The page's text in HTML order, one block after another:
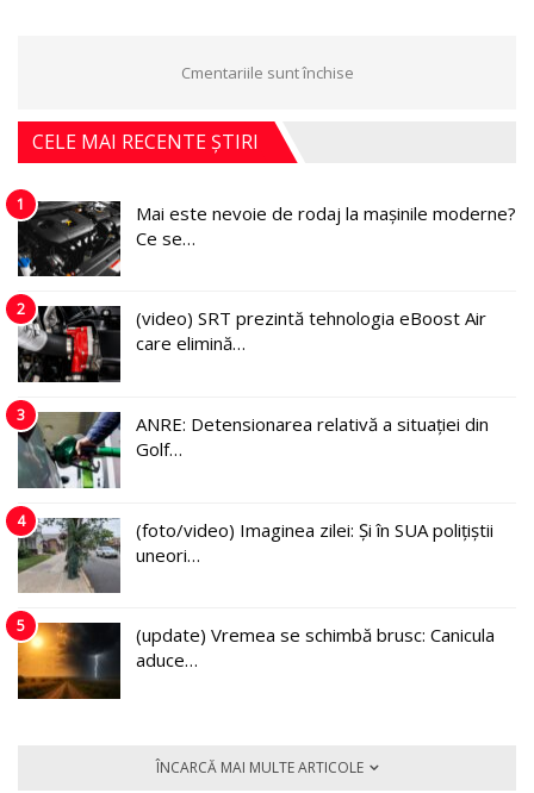
Cmentariile sunt închise
CELE MAI RECENTE ȘTIRI
1
Mai este nevoie de rodaj la mașinile moderne?
Ce se…
2
(video) SRT prezintă tehnologia eBoost Air
care elimină…
3
ANRE: Detensionarea relativă a situației din
Golf…
4
(foto/video) Imaginea zilei: Și în SUA polițiștii
uneori…
5
(update) Vremea se schimbă brusc: Canicula
aduce…
ÎNCARCĂ MAI MULTE ARTICOLE